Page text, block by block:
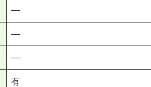
―
―
―
有